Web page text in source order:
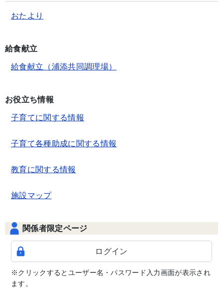
おたより
給食献立
給食献立（浦添共同調理場）
お役立ち情報
子育てに関する情報
子育て各種助成に関する情報
教育に関する情報
施設マップ
関係者限定ページ
ログイン
※クリックするとユーザー名・パスワード入力画面が表示され
ます。